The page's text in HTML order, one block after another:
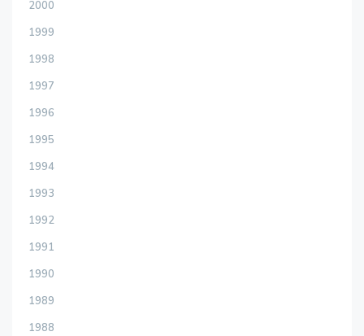
2000
1999
1998
1997
1996
1995
1994
1993
1992
1991
1990
1989
1988